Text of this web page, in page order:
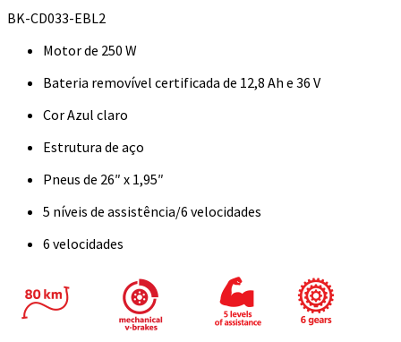
BK-CD033-EBL2
Motor de 250 W
Bateria removível certificada de 12,8 Ah e 36 V
Cor Azul claro
Estrutura de aço
Pneus de 26″ x 1,95″
5 níveis de assistência/6 velocidades
6 velocidades